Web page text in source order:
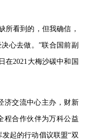
所看到的，但我确信，
心去做。”联合国前副
在2021大梅沙碳中和国
济交流中心主办，财新
程合作伙伴为万科公益
起的行动倡议联盟“双